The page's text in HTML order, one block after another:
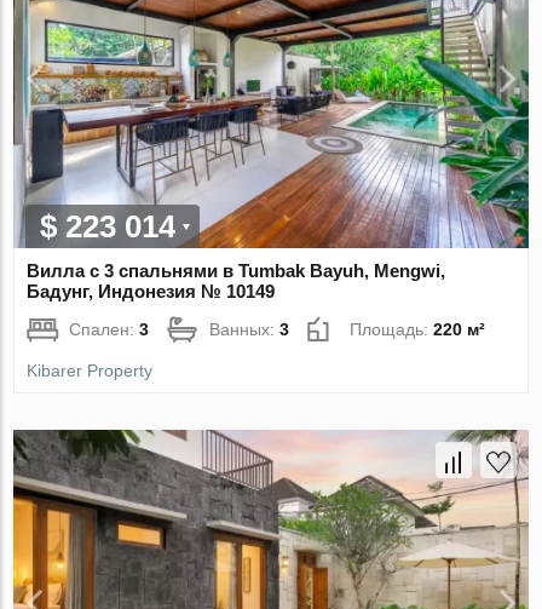
$ 223 014
Вилла с 3 спальнями в Tumbak Bayuh, Mengwi,
Бадунг, Индонезия № 10149
Спален:3 Ванных:3 Площадь:220 м²
Kibarer Property